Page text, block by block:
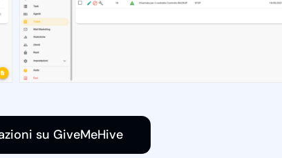
su GiveMeHive